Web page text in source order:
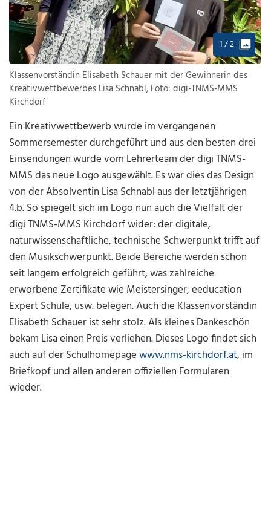
1 / 2
Klassenvorständin Elisabeth Schauer mit der Gewinnerin des
Kreativwettbewerbes Lisa Schnabl, Foto: digi-TNMS-MMS
Kirchdorf
Ein Kreativwettbewerb wurde im vergangenen
Sommersemester durchgeführt und aus den besten drei
Einsendungen wurde vom Lehrerteam der digi TNMS-
MMS das neue Logo ausgewählt. Es war dies das Design
von der Absolventin Lisa Schnabl aus der letztjährigen
4.b. So spiegelt sich im Logo nun auch die Vielfalt der
digi TNMS-MMS Kirchdorf wider: der digitale,
naturwissenschaftliche, technische Schwerpunkt trifft auf
den Musikschwerpunkt. Beide Bereiche werden schon
seit langem erfolgreich geführt, was zahlreiche
erworbene Zertifikate wie Meistersinger, eeducation
Expert Schule, usw. belegen. Auch die Klassenvorständin
Elisabeth Schauer ist sehr stolz. Als kleines Dankeschön
bekam Lisa einen Preis verliehen. Dieses Logo findet sich
auch auf der Schulhomepagewww.nms-kirchdorf.at, im
Briefkopf und allen anderen offiziellen Formularen
wieder.